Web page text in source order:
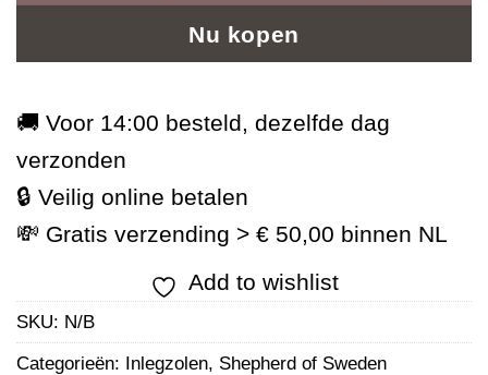
Nu kopen
🚚 Voor 14:00 besteld, dezelfde dag
verzonden
🔒 Veilig online betalen
💸 Gratis verzending > € 50,00 binnen NL
Add to wishlist
SKU: N/B
Categorieën: Inlegzolen, Shepherd of Sweden